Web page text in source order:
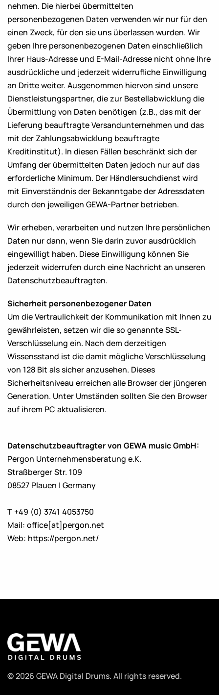
nehmen. Die hierbei übermittelten
personenbezogenen Daten verwenden wir nur für den
einen Zweck, für den sie uns überlassen wurden. Wir
geben Ihre personenbezogenen Daten einschließlich
Ihrer Haus-Adresse und E-Mail-Adresse nicht ohne Ihre
ausdrückliche und jederzeit widerrufliche Einwilligung
an Dritte weiter. Ausgenommen hiervon sind unsere
Dienstleistungspartner, die zur Bestellabwicklung die
Übermittlung von Daten benötigen (z.B., das mit der
Lieferung beauftragte Versandunternehmen und das
mit der Zahlungsabwicklung beauftragte
Kreditinstitut). In diesen Fällen beschränkt sich der
Umfang der übermittelten Daten jedoch nur auf das
erforderliche Minimum. Der Händlersuchdienst wird
mit Einverständnis der Bekanntgabe der Adressdaten
durch den jeweiligen GEWA-Partner betrieben.
Wir erheben, verarbeiten und nutzen Ihre persönlichen
Daten nur dann, wenn Sie darin zuvor ausdrücklich
eingewilligt haben. Diese Einwilligung können Sie
jederzeit widerrufen durch eine Nachricht an unseren
Datenschutzbeauftragten.
Sicherheit personenbezogener Daten
Um die Vertraulichkeit der Kommunikation mit Ihnen zu
gewährleisten, setzen wir die so genannte SSL-
Verschlüsselung ein. Nach dem derzeitigen
Wissensstand ist die damit mögliche Verschlüsselung
von 128 Bit als sicher anzusehen. Dieses
Sicherheitsniveau erreichen alle Browser der jüngeren
Generation. Unter Umständen sollten Sie den Browser
auf ihrem PC aktualisieren.
Datenschutzbeauftragter von GEWA music GmbH:
Pergon Unternehmensberatung e.K.
Straßberger Str. 109
08527 Plauen | Germany
T +49 (0) 3741 4053750
Mail: office[at]pergon.net
Web: https://pergon.net/
© 2026 GEWA Digital Drums. All rights reserved.